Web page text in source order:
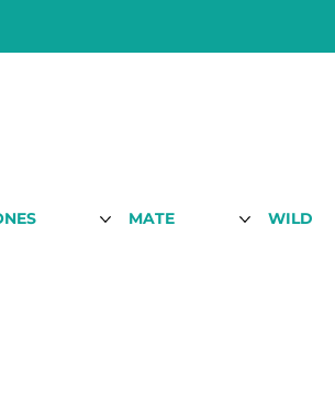
MATE WILD